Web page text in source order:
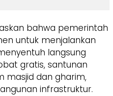
bahwa pemerintah
untuk menjalankan
langsung
gratis, santunan
masjid dan gharim,
infrastruktur.